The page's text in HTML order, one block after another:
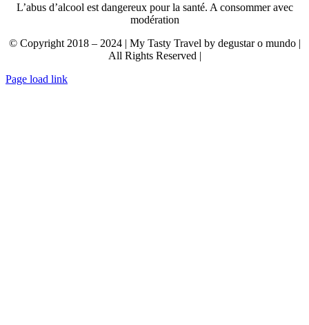
L’abus d’alcool est dangereux pour la santé. A consommer avec
modération
© Copyright 2018 – 2024 | My Tasty Travel by degustar o mundo |
All Rights Reserved |
Page load link